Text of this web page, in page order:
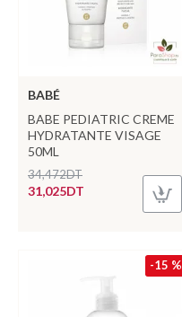
BABÉ
BABE PEDIATRIC CREME
HYDRATANTE VISAGE
50ML
31,025DT
34,472DT
-15 %